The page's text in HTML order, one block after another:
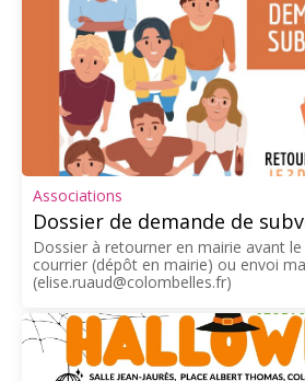
Associations
Dossier de demande de
Dossier à retourner en mairie avant
courrier (dépôt en mairie) ou envoi
(elise.ruaud@colombelles.fr)